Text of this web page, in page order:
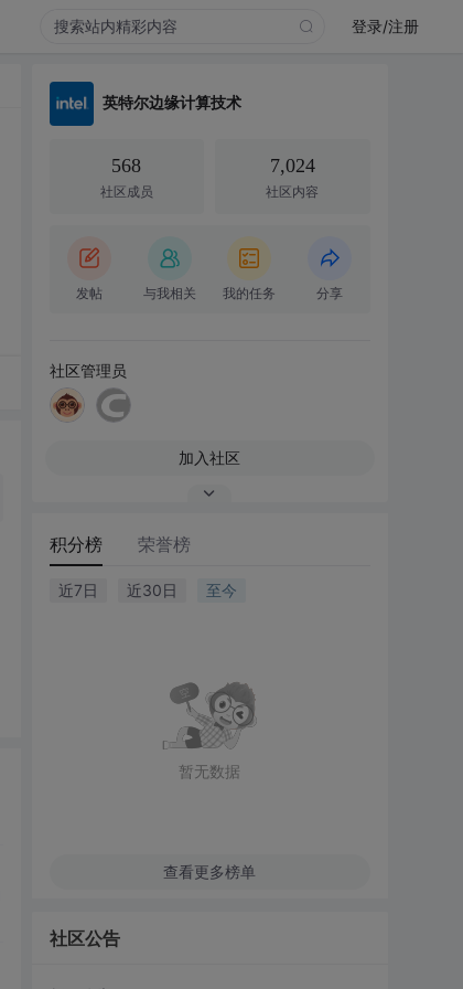
登录/注册
英特尔边缘计算技术
568
社区成员
7,024
社区内容
发帖 与我相关 我的任务 分享
社区管理员
加入社区
积分榜 荣誉榜
近7日 近30日 至今
暂无数据
查看更多榜单
社区公告